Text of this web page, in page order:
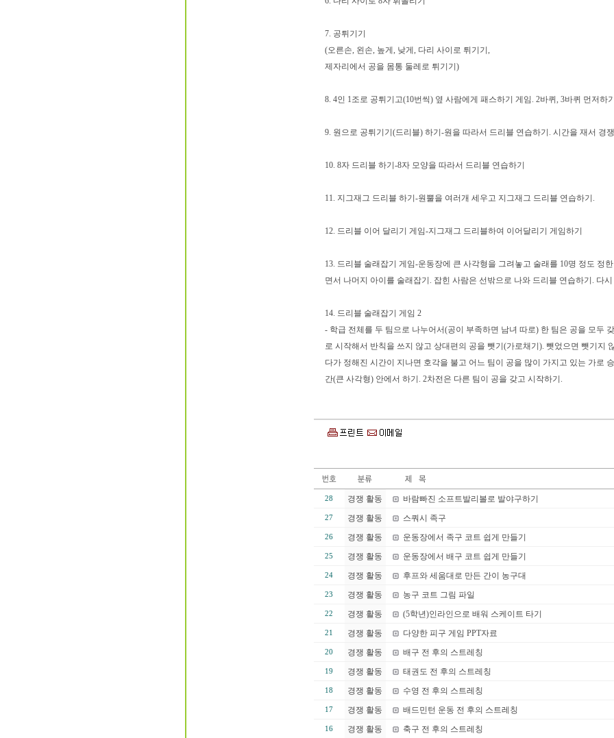
7. 공튀기기
(오른손, 왼손, 높게, 낮게, 다리 사이로 튀기기,
제자리에서 공을 몸통 둘레로 튀기기)
8. 4인 1조로 공튀기고(10번씩) 옆 사람에게 패스하기 게임. 2바퀴, 3바퀴 먼저하
9. 원으로 공튀기기(드리블) 하기-원을 따라서 드리블 연습하기. 시간을 재서 경
10. 8자 드리블 하기-8자 모양을 따라서 드리블 연습하기
11. 지그재그 드리블 하기-원뿔을 여러개 세우고 지그재그 드리블 연습하기.
12. 드리블 이어 달리기 게임-지그재그 드리블하여 이어달리기 게임하기
13. 드리블 술래잡기 게임-운동장에 큰 사각형을 그려놓고 술래를 10명 정도 정
면서 나머지 아이를 술래잡기. 잡힌 사람은 선밖으로 나와 드리블 연습하기. 다
14. 드리블 술래잡기 게임 2
- 학급 전체를 두 팀으로 나누어서(공이 부족하면 남녀 따로) 한 팀은 공을 모두
로 시작해서 반칙을 쓰지 않고 상대편의 공을 뺏기(가로채기). 뺏었으면 뺏기지
다가 정해진 시간이 지나면 호각을 불고 어느 팀이 공을 많이 가지고 있는 가로
간(큰 사각형) 안에서 하기. 2차전은 다른 팀이 공을 갖고 시작하기.
28 경쟁 활동 바람빠진 소프트발리볼로 발야구하기
27 경쟁 활동 스쿼시 족구
26 경쟁 활동 운동장에서 족구 코트 쉽게 만들기
25 경쟁 활동 운동장에서 배구 코트 쉽게 만들기
24 경쟁 활동 후프와 세움대로 만든 간이 농구대
23 경쟁 활동 농구 코트 그림 파일
22 경쟁 활동 (5학년)인라인으로 배워 스케이트 타기
21 경쟁 활동 다양한 피구 게임 PPT자료
20 경쟁 활동 배구 전 후의 스트레칭
19 경쟁 활동 태권도 전 후의 스트레칭
18 경쟁 활동 수영 전 후의 스트레칭
17 경쟁 활동 배드민턴 운동 전 후의 스트레칭
16 경쟁 활동 축구 전 후의 스트레칭